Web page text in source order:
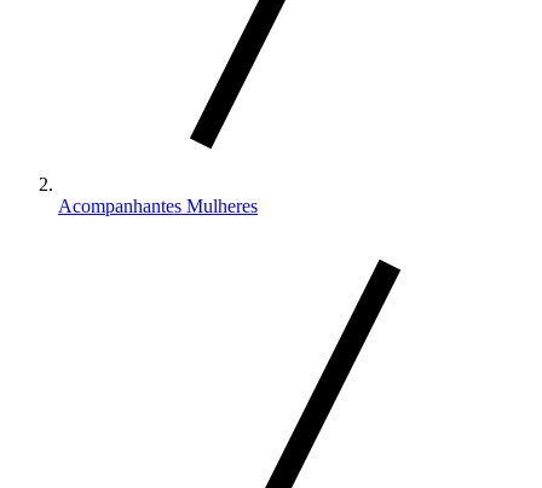
Acompanhantes Mulheres